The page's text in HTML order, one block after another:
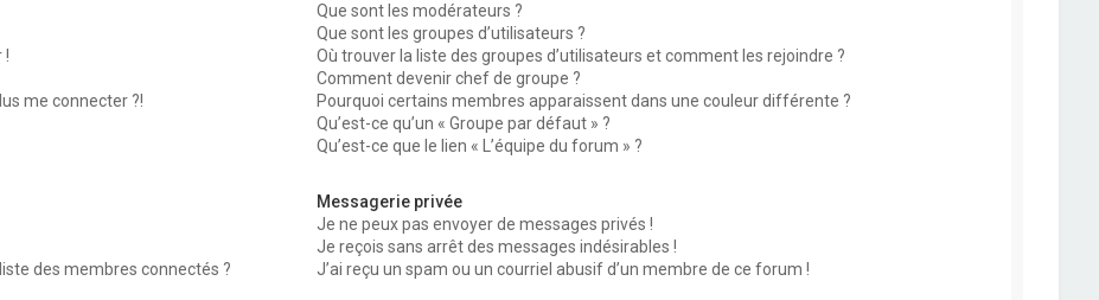
!
me connecter ?!
des membres connectés ?
Que sont les modérateurs ?
Que sont les groupes d’utilisateurs ?
Où trouver la liste des groupes d’utilisateurs et comment les rejoindre ?
Comment devenir chef de groupe ?
Pourquoi certains membres apparaissent dans une couleur différente ?
Qu’est-ce qu’un « Groupe par défaut » ?
Qu’est-ce que le lien « L’équipe du forum » ?
Messagerie privée
Je ne peux pas envoyer de messages privés !
Je reçois sans arrêt des messages indésirables !
J’ai reçu un spam ou un courriel abusif d’un membre de ce forum !